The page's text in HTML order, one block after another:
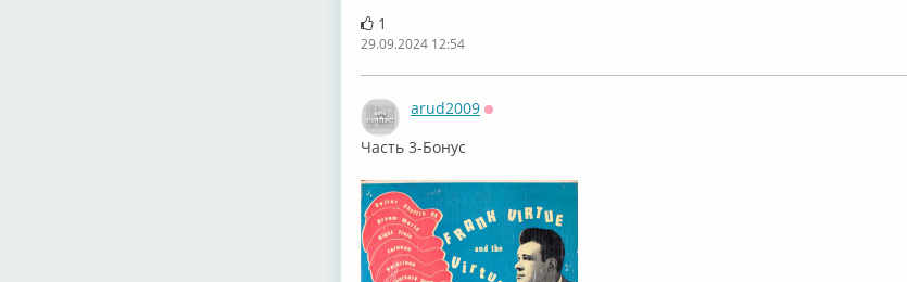
1
29.09.2024 12:54
arud2009
Часть 3-Бонус